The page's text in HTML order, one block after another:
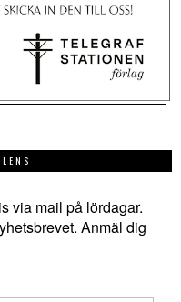
via mail på lördagar.
Anmäl dig